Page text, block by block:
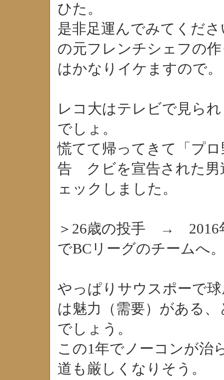
ひた。
是非足運んでみてくだ
の元フレンチシェフの
はかなりイケますので。
レコ大はテレビで見ら
でしょ。
慌てて帰ってきて「プ
告 クビを宣告された男
ェックしました。
＞26歳の投手 → 2016
でBCリーグのチームへ
やっぱりサウスポーで
は魅力（需要）がある
でしょう。
この1年でノーコンが治
道も厳しくなりそう。